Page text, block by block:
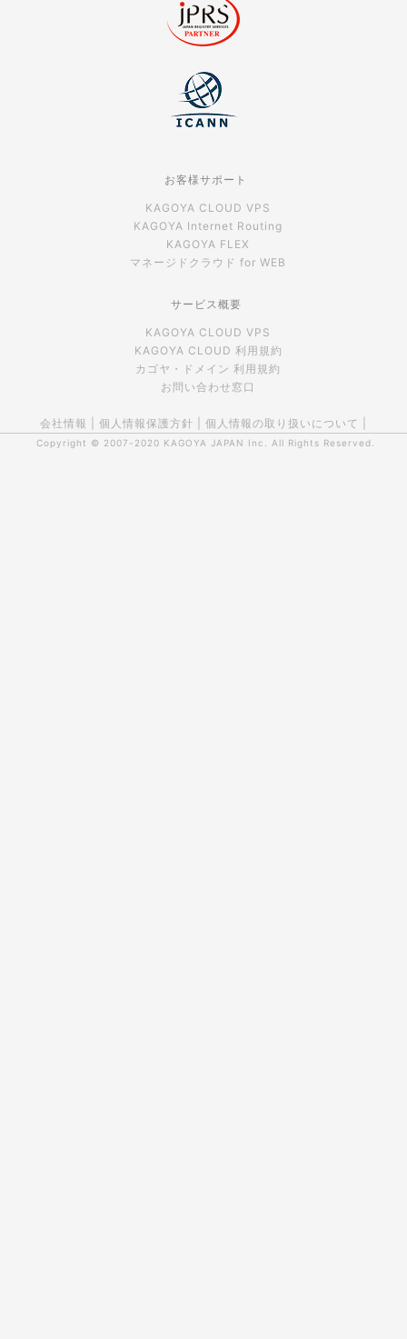
お客様サポート
KAGOYA CLOUD VPS
KAGOYA Internet Routing
KAGOYA FLEX
マネージドクラウド for WEB
サービス概要
KAGOYA CLOUD VPS
KAGOYA CLOUD 利用規約
カゴヤ・ドメイン 利用規約
お問い合わせ窓口
会社情報 個人情報保護方針 個人情報の取り扱いについて
Copyright © 2007-2020 KAGOYA JAPAN Inc. All Rights Reserved.